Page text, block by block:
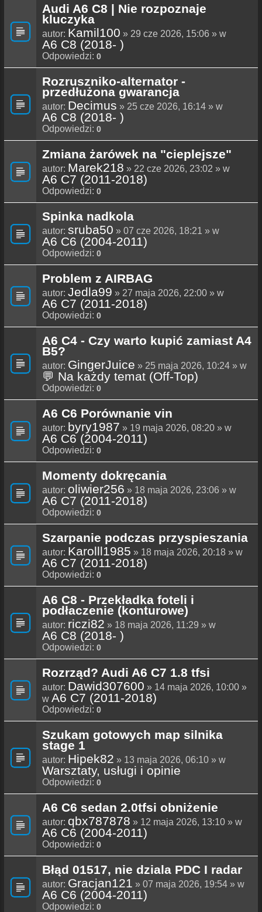
Audi A6 C8 | Nie rozpoznaje
kluczyka
autor: Kamil100 » 29 cze 2026, 15:06 » w
A6 C8 (2018- )
Odpowiedzi: 0
Rozruszniko-alternator -
przedłużona gwarancja
autor: Decimus » 25 cze 2026, 16:14 » w
A6 C8 (2018- )
Odpowiedzi: 0
Zmiana żarówek na "cieplejsze"
autor: Marek218 » 22 cze 2026, 23:02 » w
A6 C7 (2011-2018)
Odpowiedzi: 0
Spinka nadkola
autor: sruba50 » 07 cze 2026, 18:21 » w
A6 C6 (2004-2011)
Odpowiedzi: 0
Problem z AIRBAG
autor: Jedla99 » 27 maja 2026, 22:00 » w
A6 C7 (2011-2018)
Odpowiedzi: 0
A6 C4 - Czy warto kupić zamiast A4
B5?
autor: GingerJuice » 25 maja 2026, 10:24 » w
💬 Na każdy temat (Off-Top)
Odpowiedzi: 0
A6 C6 Porównanie vin
autor: byry1987 » 19 maja 2026, 08:20 » w
A6 C6 (2004-2011)
Odpowiedzi: 0
Momenty dokręcania
autor: oliwier256 » 18 maja 2026, 23:06 » w
A6 C7 (2011-2018)
Odpowiedzi: 0
Szarpanie podczas przyspieszania
autor: Karolll1985 » 18 maja 2026, 20:18 » w
A6 C7 (2011-2018)
Odpowiedzi: 0
A6 C8 - Przekładka foteli i
podłaczenie (konturowe)
autor: riczi82 » 18 maja 2026, 11:29 » w
A6 C8 (2018- )
Odpowiedzi: 0
Rozrząd? Audi A6 C7 1.8 tfsi
autor: Dawid307600 » 14 maja 2026, 10:00 »
w A6 C7 (2011-2018)
Odpowiedzi: 0
Szukam gotowych map silnika
stage 1
autor: Hipek82 » 13 maja 2026, 06:10 » w
Warsztaty, usługi i opinie
Odpowiedzi: 0
A6 C6 sedan 2.0tfsi obniżenie
autor: qbx787878 » 12 maja 2026, 13:10 » w
A6 C6 (2004-2011)
Odpowiedzi: 0
Błąd 01517, nie dziala PDC I radar
autor: Gracjan121 » 07 maja 2026, 19:54 » w
A6 C6 (2004-2011)
Odpowiedzi: 0